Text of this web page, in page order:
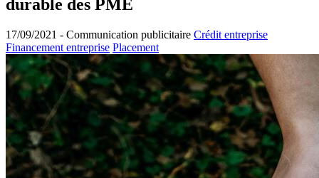
durable des PME
17/09/2021 - Communication publicitaire Crédit entreprise
Financement entreprise Placement